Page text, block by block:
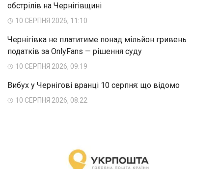
обстрілів на Чернігівщині
10 СЕРПНЯ 2026, 11:10
Чернігівка не платитиме понад мільйон гривень
податків за OnlyFans — рішення суду
10 СЕРПНЯ 2026, 09:19
Вибух у Чернігові вранці 10 серпня: що відомо
10 СЕРПНЯ 2026, 08:22